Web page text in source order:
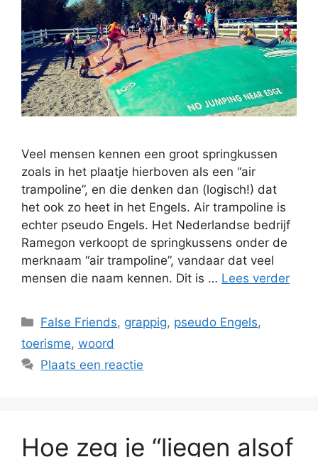
Veel mensen kennen een groot springkussen
zoals in het plaatje hierboven als een “air
trampoline”, en die denken dan (logisch!) dat
het ook zo heet in het Engels. Air trampoline is
echter pseudo Engels. Het Nederlandse bedrijf
Ramegon verkoopt de springkussens onder de
merknaam “air trampoline”, vandaar dat veel
mensen die naam kennen. Dit is … Lees verder
Categorieën
False Friends, grappig, pseudo Engels,
toerisme, woord
Plaats een reactie
Hoe zeg je “liegen alsof